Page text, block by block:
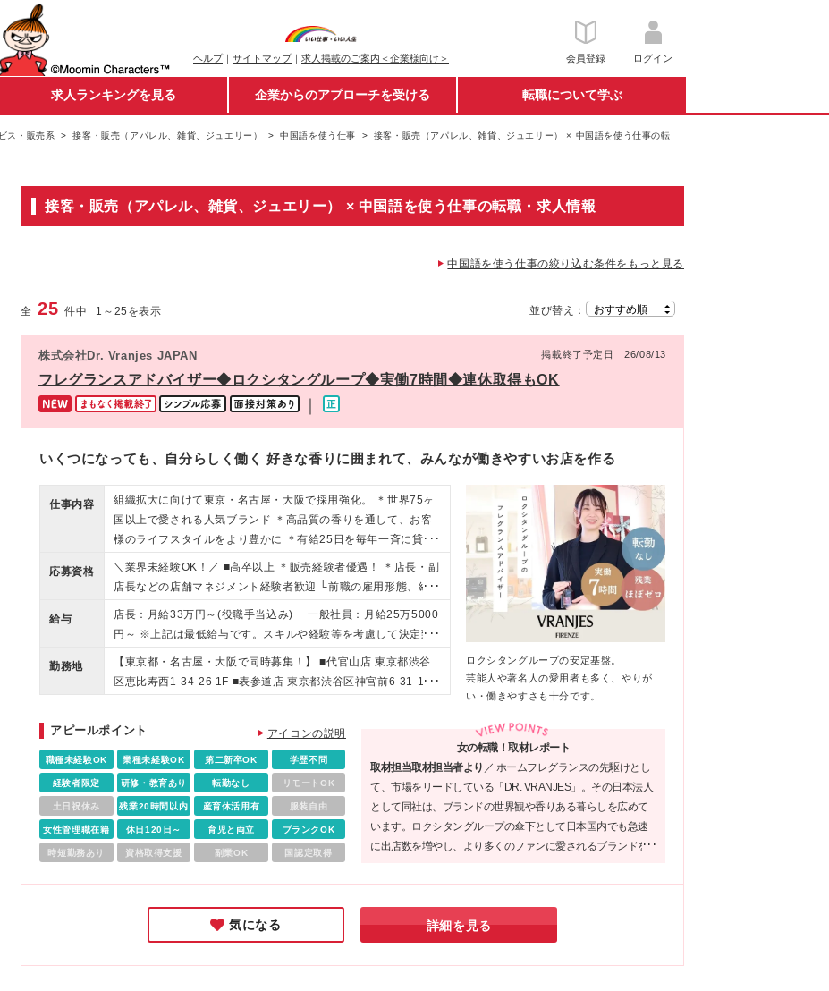
ヘルプ｜ サイトマップ｜ 求人掲載のご案内＜企業様向け＞ 会員登録 ログイン
求人ランキングを見る 企業からのアプローチを受ける 転職について学ぶ
ス・販売系 接客・販売（アパレル、雑貨、ジュエリー） 中国語を使う仕事
接客・販売（アパレル、雑貨、ジュエリー） × 中国語を使う仕事の転
接客・販売（アパレル、雑貨、ジュエリー） × 中国語を使う仕事の転職・求人情報
中国語を使う仕事の絞り込む条件をもっと見る
全25 件中 1 ～ 25 を表示 並び替え：
株式会社Dr. Vranjes JAPAN 掲載終了予定日 26/08/13
フレグランスアドバイザー◆ロクシタングループ◆実働7時間◆連休取得もOK
いくつになっても、自分らしく働く 好きな香りに囲まれて、みんなが働きやすいお店を作る
仕事内容
組織拡大に向けて東京・名古屋・大阪で採用強化。 ＊世界75ヶ
国以上で愛される人気ブランド ＊高品質の香りを通して、お客
様のライフスタイルをより豊かに ＊有給25日を毎年一斉に貸
与。連休も取りやすい
応募資格
＼業界未経験OK！／ ■高卒以上 ＊販売経験者優遇！ ＊店長・副
店長などの店舗マネジメント経験者歓迎 └前職の雇用形態、経験
年数、業界は問いません。 ＜こんな方に向いています＞ ◎人と
のコミュニケーションが好きな方 ◎チームプレーを大切にでき
る方 ◎たくさんのお客様に喜ばれる接客がしたい方 ◎自ら目標
に向かって前向きに行動できる方 ◎ブランドイメージを理解し
て体現できる方
給与
店長：月給33万円～(役職手当込み) 一般社員：月給25万5000
円～ ※上記は最低給与です。スキルや経験等を考慮して決定致
します。 ★インセンティブ制度あり ・予算達成時、毎月・毎年
インセンティブを支給しています。 ・販売ノルマはありませ
ん。
勤務地
【東京都・名古屋・大阪で同時募集！】 ■代官山店 東京都渋谷
区恵比寿西1-34-26 1F ■表参道店 東京都渋谷区神宮前6-31-15
宿区新宿3-14-1 本館5階 インテリア ■丸の内店 東京都千代田
区丸の内1-5-1 新丸の内ビルディング3F ■名古屋直営店 愛知県
名古屋市中村区名駅1-1-3 タカシマヤ ゲートタワーモール 2F ■
名古屋松坂屋Dr.Vranjesコーナー 名古屋市中区栄3丁目16番1
号 松坂屋名古屋店 本館4階 ■梅田直営店 大阪府大阪市北区大
深町5-54 グラングリーン大阪南館 2F ■うめだ阪急店 大阪府大
阪市北区角田町8番7号 阪急うめだ本店7F ■心斎橋店 大阪府大
応じます。 ※原則転居を伴う転勤はありません。 ※U・Iターン
ロクシタングループの安定基盤。
芸能人や著名人の愛用者も多く、やりが
い・働きやすさも十分です。
アピールポイント アイコンの説明
職種未経験OK 業種未経験OK 第二新卒OK 学歴不問
経験者限定 研修・教育あり 転勤なし リモートOK
土日祝休み 残業20時間以内 産育休活用有 服装自由
女性管理職在籍 休日120日～ 育児と両立 ブランクOK
時短勤務あり 資格取得支援 副業OK 国認定取得
女の転職！取材レポート
取材担当取材担当者より ／ ホームフレグランスの先駆けとし
て、市場をリードしている「DR. VRANJES」。その日本法人
として同社は、ブランドの世界観や香りある暮らしを広めて
います。ロクシタングループの傘下として日本国内でも急速
に出店数を増やし、より多くのファンに愛されるブランドを
ートしたら、ブランドやお店と共に自分自身も大きく成長し
ていけそうだと感じました。
気になる 詳細を見る